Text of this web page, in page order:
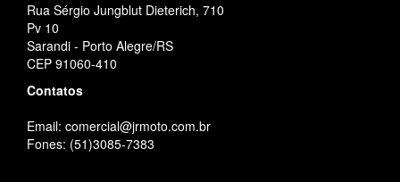
Rua Sérgio Jungblut Dieterich, 710
Pv 10
Sarandi - Porto Alegre/RS
CEP 91060-410
Contatos
Email: comercial@jrmoto.com.br
Fones: (51)3085-7383